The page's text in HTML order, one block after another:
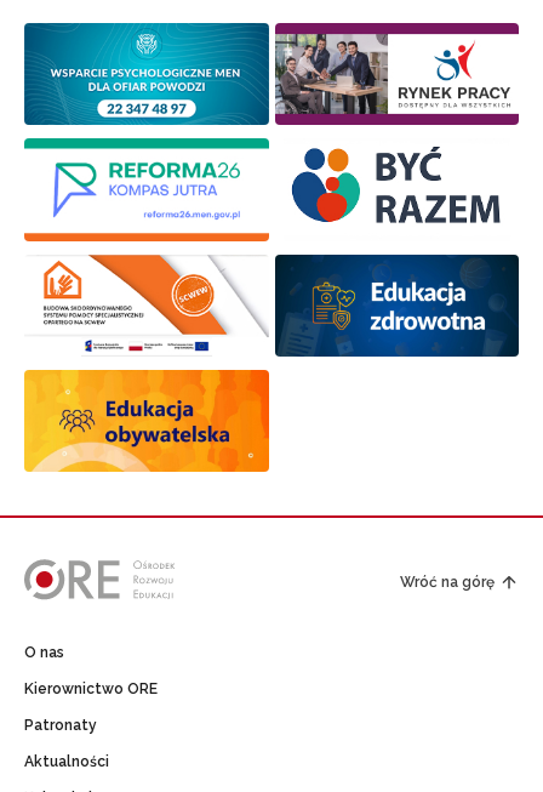
Wróć na górę
O nas
Kierownictwo ORE
Patronaty
Aktualności